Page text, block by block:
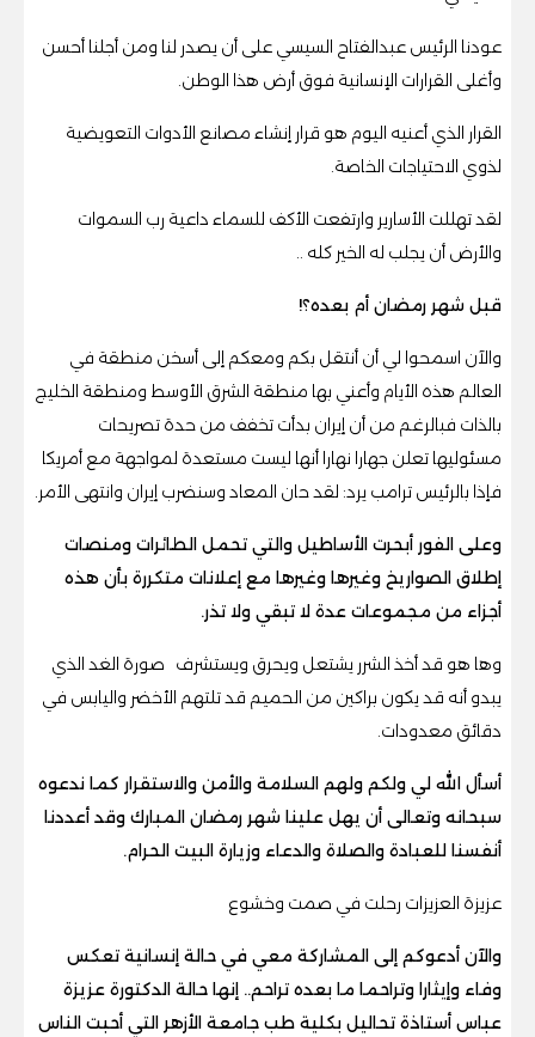
عودنا الرئيس عبدالفتاح السيسي على أن يصدر لنا ومن أجلنا أحسن
وأغلى القرارات الإنسانية فوق أرض هذا الوطن.
القرار الذي أعنيه اليوم هو قرار إنشاء مصانع الأدوات التعويضية
لذوي الاحتياجات الخاصة.
لقد تهللت الأسارير وارتفعت الأكف للسماء داعية رب السموات
والأرض أن يجلب له الخير كله ..
قبل شهر رمضان أم بعده؟!
والآن اسمحوا لي أن أنتقل بكم ومعكم إلى أسخن منطقة في
العالم هذه الأيام وأعني بها منطقة الشرق الأوسط ومنطقة الخليج
بالذات فبالرغم من أن إيران بدأت تخفف من حدة تصريحات
مسئوليها تعلن جهارا نهارا أنها ليست مستعدة لمواجهة مع أمريكا
فإذا بالرئيس ترامب يرد: لقد حان المعاد وسنضرب إيران وانتهى الأمر.
وعلى الفور أبحرت الأساطيل والتي تحمل الطائرات ومنصات
إطلاق الصواريخ وغيرها وغيرها مع إعلانات متكررة بأن هذه
أجزاء من مجموعات عدة لا تبقي ولا تذر.
وها هو قد أخذ الشرر يشتعل ويحرق ويستشرف صورة الغد الذي
يبدو أنه قد يكون براكين من الحميم قد تلتهم الأخضر واليابس في
دقائق معدودات.
أسأل الله لي ولكم ولهم السلامة والأمن والاستقرار كما ندعوه
سبحانه وتعالى أن يهل علينا شهر رمضان المبارك وقد أعددنا
أنفسنا للعبادة والصلاة والدعاء وزيارة البيت الحرام.
عزيزة العزيزات رحلت في صمت وخشوع
والآن أدعوكم إلى المشاركة معي في حالة إنسانية تعكس
وفاء وإيثارا وتراحما ما بعده تراحم.. إنها حالة الدكتورة عزيزة
عباس أستاذة تحاليل بكلية طب جامعة الأزهر التي أحبت الناس